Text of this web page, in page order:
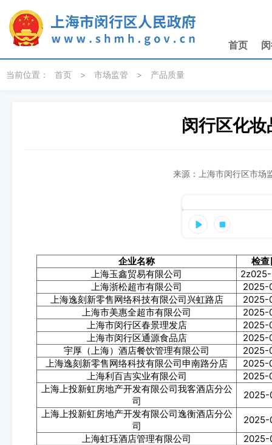
首页
当前位置： 首页 > 市场监管 > 产品质量
闵行区化
来源：上海市闵行区市
企业名称
检查
上海玉鑫贸易有限公司
上海浙松超市有限公司
2025-
上海逸刻新零售网络科技有限公司兴虹路店
2025-
上海市美惠全超市有限公司
2025-
上海市闵行区春景理发店
2025-
上海市闵行区通源食品店
2025-
宇厚（上海）酒店餐饮管理有限公司
2025-
上海逸刻新零售网络科技有限公司申南路分店
2025-
上海利百吉实业有限公司
2025-
上海上投新虹房地产开发有限公司我客酒店分公
司
2025-
上海上投新虹房地产开发有限公司逸衡酒店分公
司
2025-
上海虹珏酒店管理有限公司
2025-